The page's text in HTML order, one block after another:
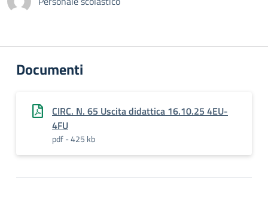
Documenti
CIRC. N. 65 Uscita didattica 16.10.25 4EU-
4FU
pdf - 425 kb